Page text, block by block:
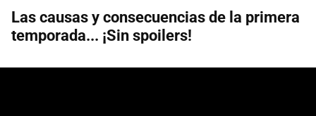
Las causas y consecuencias de la primera
temporada... ¡Sin spoilers!